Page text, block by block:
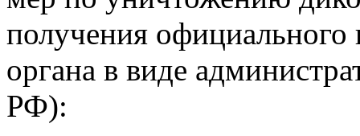
получения
органа в виде
РФ):